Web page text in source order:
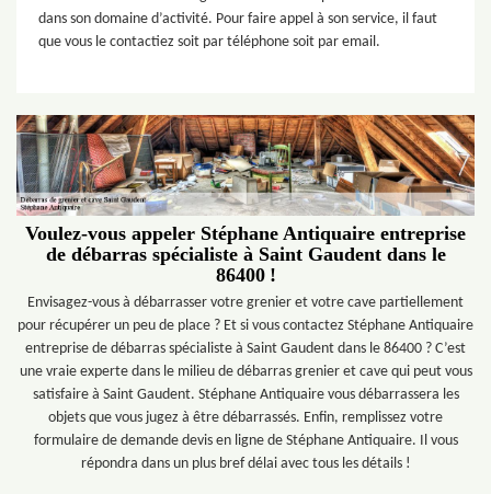
dans son domaine d’activité. Pour faire appel à son service, il faut
que vous le contactiez soit par téléphone soit par email.
Voulez-vous appeler Stéphane Antiquaire entreprise
de débarras spécialiste à Saint Gaudent dans le
86400 !
Envisagez-vous à débarrasser votre grenier et votre cave partiellement
pour récupérer un peu de place ? Et si vous contactez Stéphane Antiquaire
entreprise de débarras spécialiste à Saint Gaudent dans le 86400 ? C’est
une vraie experte dans le milieu de débarras grenier et cave qui peut vous
satisfaire à Saint Gaudent. Stéphane Antiquaire vous débarrassera les
objets que vous jugez à être débarrassés. Enfin, remplissez votre
formulaire de demande devis en ligne de Stéphane Antiquaire. Il vous
répondra dans un plus bref délai avec tous les détails !